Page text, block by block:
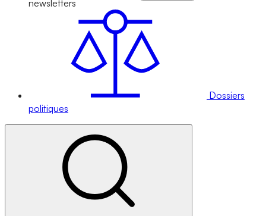
newsletters
Dossiers
politiques